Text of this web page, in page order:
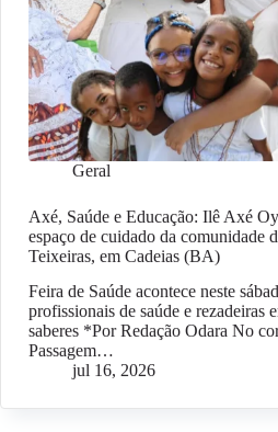
Geral
Axé, Saúde e Educação: Ilê Axé
espaço de cuidado da comunidade
Teixeiras, em Cadeias (BA)
Feira de Saúde acontece neste
profissionais de saúde e rezadeiras
saberes *Por Redação Odara No
Passagem…
jul 16, 2026